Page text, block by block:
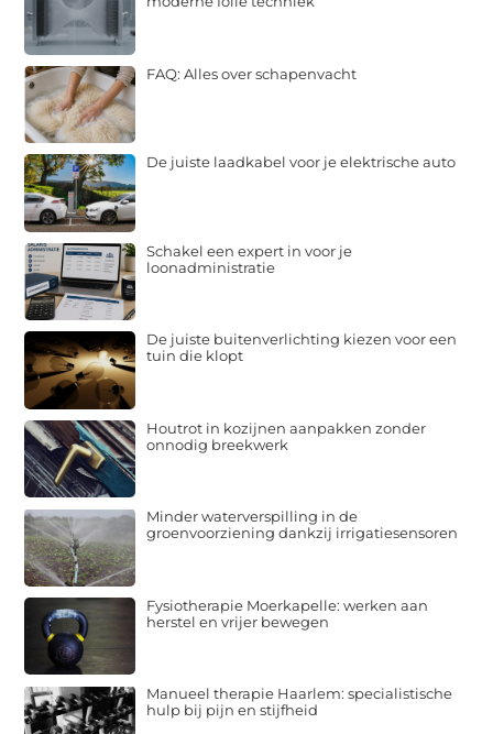
FAQ: Alles over schapenvacht
De juiste laadkabel voor je elektrische auto
Schakel een expert in voor je
loonadministratie
De juiste buitenverlichting kiezen voor een
tuin die klopt
Houtrot in kozijnen aanpakken zonder
onnodig breekwerk
Minder waterverspilling in de
groenvoorziening dankzij irrigatiesensoren
Fysiotherapie Moerkapelle: werken aan
herstel en vrijer bewegen
Manueel therapie Haarlem: specialistische
hulp bij pijn en stijfheid